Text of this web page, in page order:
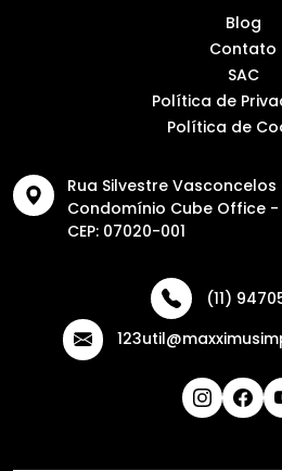
Blog
Contato
SAC
Política de
Política de
Rua Silvestre
Condomínio Cube Office -
CEP: 07020-001
(11)